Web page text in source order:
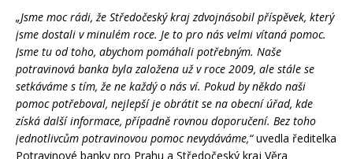
„Jsme moc rádi, že Středočeský kraj zdvojnásobil příspěvek, který
jsme dostali v minulém roce. Je to pro nás velmi vítaná pomoc.
Jsme tu od toho, abychom pomáhali potřebným. Naše
potravinová banka byla založena už v roce 2009, ale stále se
setkáváme s tím, že ne každý o nás ví. Pokud by někdo naši
pomoc potřeboval, nejlepší je obrátit se na obecní úřad, kde
získá další informace, případně rovnou doporučení. Bez toho
jednotlivcům potravinovou pomoc nevydáváme,“uvedla ředitelka
Potravinové banky pro Prahu a Středočeský kraj Věra